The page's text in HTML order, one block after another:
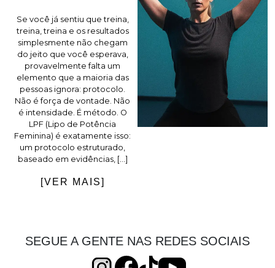
Se você já sentiu que treina,
treina, treina e os resultados
simplesmente não chegam
do jeito que você esperava,
provavelmente falta um
elemento que a maioria das
pessoas ignora: protocolo.
Não é força de vontade. Não
é intensidade. É método. O
LPF (Lipo de Potência
Feminina) é exatamente isso:
um protocolo estruturado,
baseado em evidências, […]
[VER MAIS]
SEGUE A GENTE NAS REDES SOCIAIS